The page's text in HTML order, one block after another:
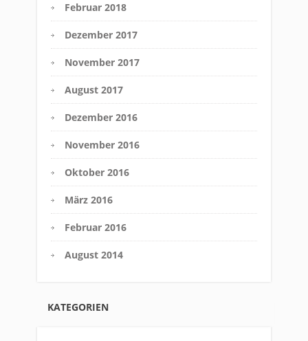
Februar 2018
Dezember 2017
November 2017
August 2017
Dezember 2016
November 2016
Oktober 2016
März 2016
Februar 2016
August 2014
KATEGORIEN